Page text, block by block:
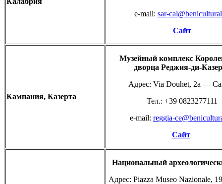
e-mail: sar-
Сайт
Кампания, Казерта
Музейный комплекс
дворца Реджия-ди-
Адрес: Via Douhet, 2a —
Teл.: +39 0823277111
e-mail: reggia-
Сайт
Национальный
Адрес: Piazza Museo Nazionale,